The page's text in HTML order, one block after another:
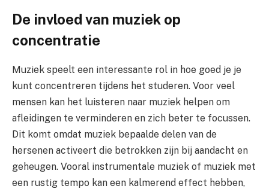
De invloed van muziek op
concentratie
Muziek speelt een interessante rol in hoe goed je je
kunt concentreren tijdens het studeren. Voor veel
mensen kan het luisteren naar muziek helpen om
afleidingen te verminderen en zich beter te focussen.
Dit komt omdat muziek bepaalde delen van de
hersenen activeert die betrokken zijn bij aandacht en
geheugen. Vooral instrumentale muziek of muziek met
een rustig tempo kan een kalmerend effect hebben,